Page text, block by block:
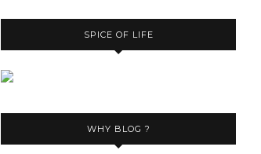
SPICE OF LIFE
WHY BLOG ?